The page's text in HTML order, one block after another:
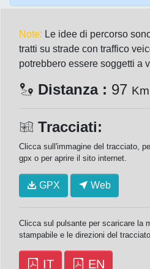
Note: Le idee di percorso
tratti su strade con traffico
potrebbero essere soggetti a
Distanza : 97 Km
Tracciati:
Clicca sull'immagine del tracciato,
gpx o per aprire il sito internet.
GPX Web
Clicca sul pulsante per scaricare la
stampabile e le direzioni del
IT EN